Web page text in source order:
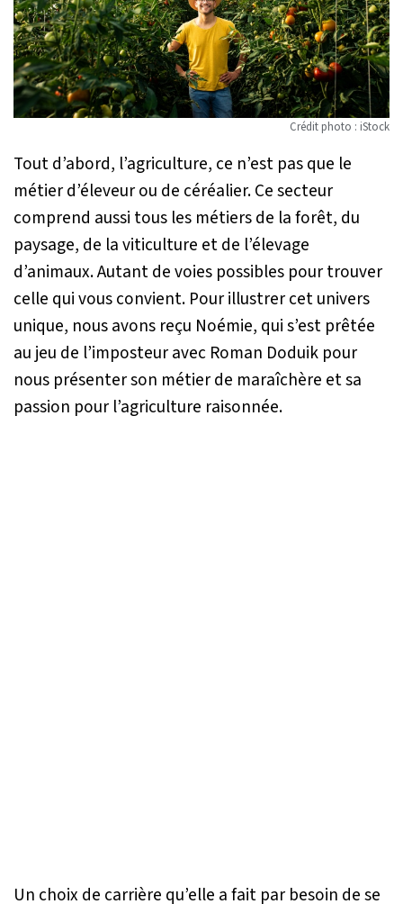
Crédit photo : iStock
Tout d’abord, l’agriculture, ce n’est pas que le
métier d’éleveur ou de céréalier. Ce secteur
comprend aussi tous les métiers de la forêt, du
paysage, de la viticulture et de l’élevage
d’animaux. Autant de voies possibles pour trouver
celle qui vous convient. Pour illustrer cet univers
unique, nous avons reçu Noémie, qui s’est prêtée
au jeu de l’imposteur avec Roman Doduik pour
nous présenter son métier de maraîchère et sa
passion pour l’agriculture raisonnée.
Un choix de carrière qu’elle a fait par besoin de se